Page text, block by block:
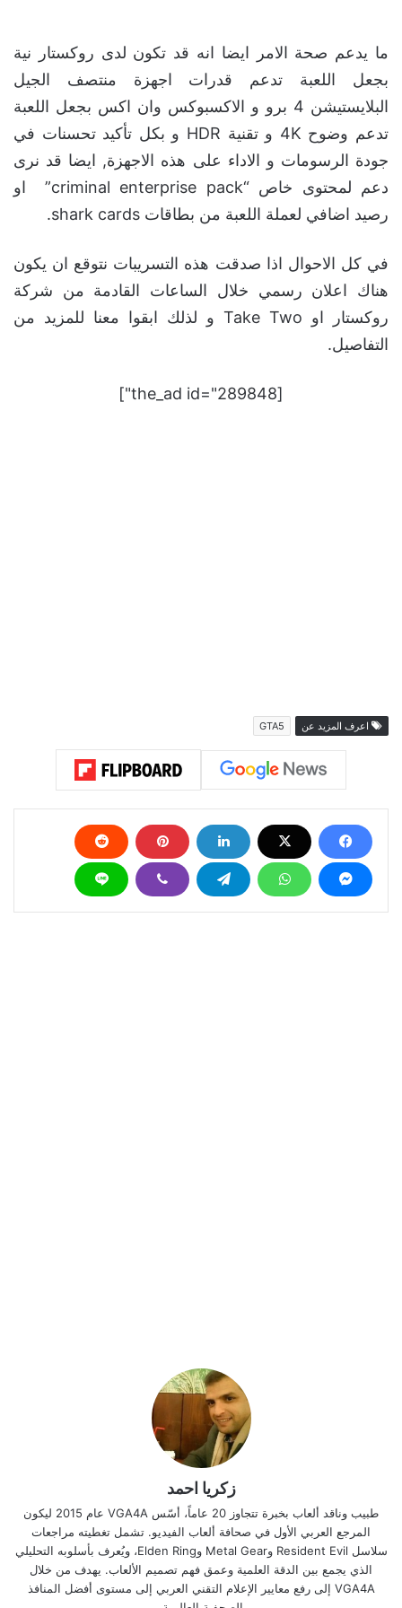
ما يدعم صحة الامر ايضا انه قد تكون لدى روكستار نية
بجعل اللعبة تدعم قدرات اجهزة منتصف الجيل
البلايستيشن 4 برو و الاكسبوكس وان اكس بجعل اللعبة
تدعم وضوح 4K و تقنية HDR و بكل تأكيد تحسنات في
جودة الرسومات و الاداء على هذه الاجهزة, ايضا قد نرى
دعم لمحتوى خاص “criminal enterprise pack” او
رصيد اضافي لعملة اللعبة من بطاقات shark cards.
في كل الاحوال اذا صدقت هذه التسريبات نتوقع ان يكون
هناك اعلان رسمي خلال الساعات القادمة من شركة
روكستار او Take Two و لذلك ابقوا معنا للمزيد من
التفاصيل.
[the_ad id="289848"]
اعرف المزيد عن GTA5
زكريا احمد
طبيب وناقد ألعاب بخبرة تتجاوز 20 عاماً، أسّس VGA4A عام 2015 ليكون
المرجع العربي الأول في صحافة ألعاب الفيديو. تشمل تغطيته مراجعات
سلاسل Resident Evil وMetal Gear وElden Ring، ويُعرف بأسلوبه التحليلي
الذي يجمع بين الدقة العلمية وعمق فهم تصميم الألعاب. يهدف من خلال
VGA4A إلى رفع معايير الإعلام التقني العربي إلى مستوى أفضل المنافذ